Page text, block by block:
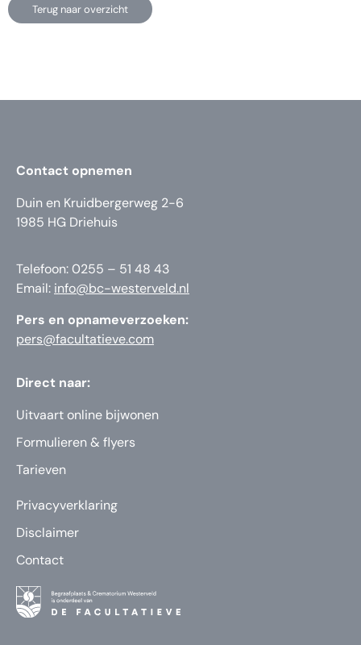
Terug naar overzicht
Contact opnemen
Duin en Kruidbergerweg 2-6
1985 HG Driehuis
Telefoon: 0255 – 51 48 43
Email: info@bc-westerveld.nl
Pers en opnameverzoeken:
pers@facultatieve.com
Direct naar:
Uitvaart online bijwonen
Formulieren & flyers
Tarieven
Privacyverklaring
Disclaimer
Contact